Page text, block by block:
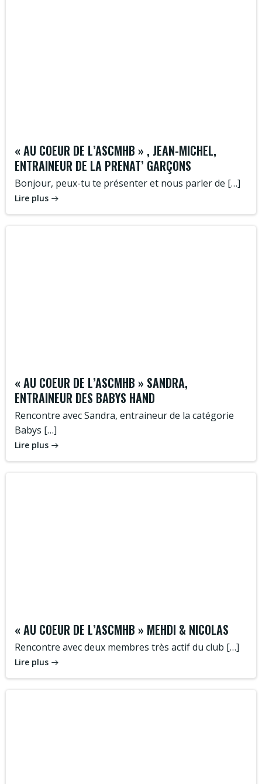
« AU COEUR DE L’ASCMHB » , JEAN-MICHEL,
ENTRAINEUR DE LA PRENAT’ GARÇONS
Bonjour, peux-tu te présenter et nous parler de […]
Lire plus
« AU COEUR DE L’ASCMHB » SANDRA,
ENTRAINEUR DES BABYS HAND
Rencontre avec Sandra, entraineur de la catégorie
Babys […]
Lire plus
« AU COEUR DE L’ASCMHB » MEHDI & NICOLAS
Rencontre avec deux membres très actif du club […]
Lire plus